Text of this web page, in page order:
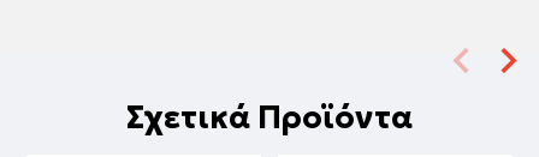
Σχετικά Προϊόντα